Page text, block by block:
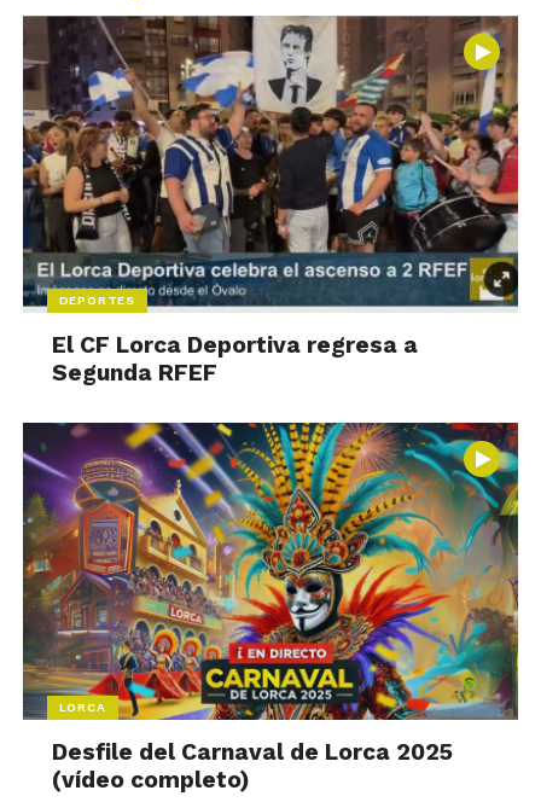
DEPORTES
El CF Lorca Deportiva regresa a
Segunda RFEF
LORCA
Desfile del Carnaval de Lorca 2025
(vídeo completo)